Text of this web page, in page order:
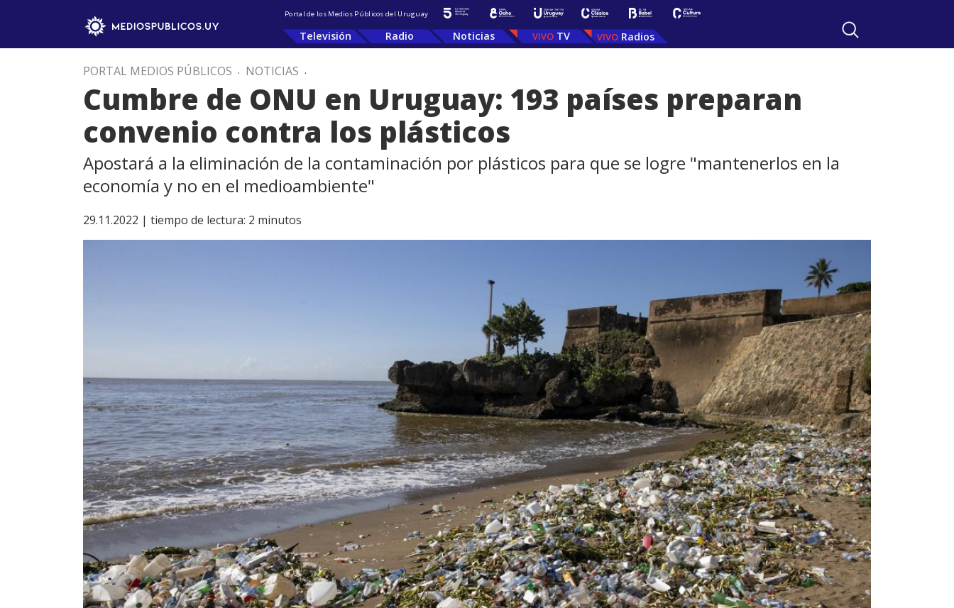
Portal de los Medios Públicos del Uruguay
Televisión Radio Noticias TV Radios
PORTAL MEDIOS PÚBLICOS . NOTICIAS .
Cumbre de ONU en Uruguay: 193 países preparan
convenio contra los plásticos
Apostará a la eliminación de la contaminación por plásticos para que se logre "mantenerlos en la
economía y no en el medioambiente"
29.11.2022 | tiempo de lectura: 2 minutos